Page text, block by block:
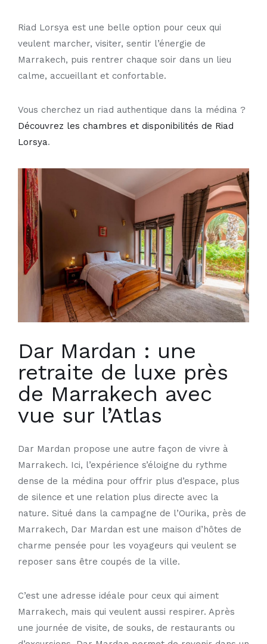
Riad Lorsya est une belle option pour ceux qui
veulent marcher, visiter, sentir l’énergie de
Marrakech, puis rentrer chaque soir dans un lieu
calme, accueillant et confortable.
Vous cherchez un riad authentique dans la médina ?
Découvrez les chambres et disponibilités de Riad
Lorsya.
Dar Mardan : une
retraite de luxe près
de Marrakech avec
vue sur l’Atlas
Dar Mardan propose une autre façon de vivre à
Marrakech. Ici, l’expérience s’éloigne du rythme
dense de la médina pour offrir plus d’espace, plus
de silence et une relation plus directe avec la
nature. Situé dans la campagne de l’Ourika, près de
Marrakech, Dar Mardan est une maison d’hôtes de
charme pensée pour les voyageurs qui veulent se
reposer sans être coupés de la ville.
C’est une adresse idéale pour ceux qui aiment
Marrakech, mais qui veulent aussi respirer. Après
une journée de visite, de souks, de restaurants ou